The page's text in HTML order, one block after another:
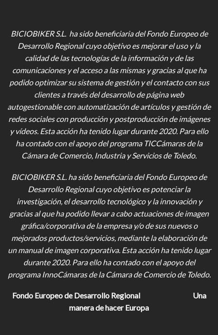
BICIOBIKER S.L. ha sido beneficiaria del Fondo Europeo de
Desarrollo Regional cuyo objetivo es mejorar el uso y la
calidad de las tecnologías de la información y de las
comunicaciones y el acceso a las mismas y gracias al que ha
podido optimizar su sistema de gestión y el contacto con sus
clientes a través del desarrollo de página web
autogestionable con automatización de artículos y gestión de
redes sociales con producción y postproducción de imágenes
y vídeos. Esta acción ha tenido lugar durante 2020. Para ello
ha contado con el apoyo del programa TICCámaras de la
Cámara de Comercio, Industria y Servicios de Toledo.
BICIOBIKER S.L. ha sido beneficiaria del Fondo Europeo de
Desarrollo Regional cuyo objetivo es potenciar la
investigación, el desarrollo tecnológico y la innovación y
gracias al que ha podido llevar a cabo actuaciones de imagen
gráfica/corporativa de la empresa y/o de sus nuevos o
mejorados productos/servicios, mediante la elaboración de
un manual de imagen corporativa. Esta acción ha tenido lugar
durante 2020. Para ello ha contado con el apoyo del
programa InnoCámaras de la Cámara de Comercio de Toledo.
Fondo Europeo de Desarrollo Regional
Una
manera de hacer Europa